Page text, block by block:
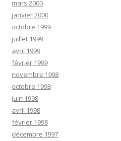
mars 2000
janvier 2000
octobre 1999
juillet 1999
avril 1999
février 1999
novembre 1998
octobre 1998
juin 1998
avril 1998
février 1998
décembre 1997